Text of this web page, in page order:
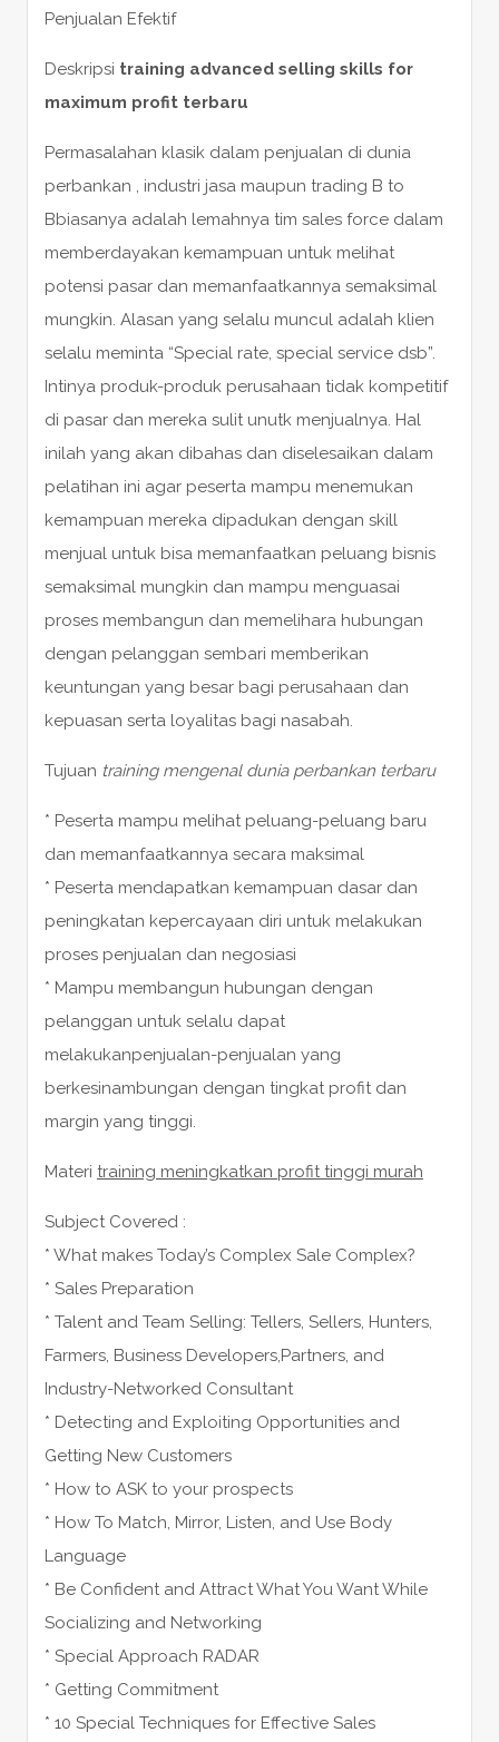
Penjualan Efektif
Deskripsi training advanced selling skills for
maximum profit terbaru
Permasalahan klasik dalam penjualan di dunia
perbankan , industri jasa maupun trading B to
Bbiasanya adalah lemahnya tim sales force dalam
memberdayakan kemampuan untuk melihat
potensi pasar dan memanfaatkannya semaksimal
mungkin. Alasan yang selalu muncul adalah klien
selalu meminta “Special rate, special service dsb”.
Intinya produk-produk perusahaan tidak kompetitif
di pasar dan mereka sulit unutk menjualnya. Hal
inilah yang akan dibahas dan diselesaikan dalam
pelatihan ini agar peserta mampu menemukan
kemampuan mereka dipadukan dengan skill
menjual untuk bisa memanfaatkan peluang bisnis
semaksimal mungkin dan mampu menguasai
proses membangun dan memelihara hubungan
dengan pelanggan sembari memberikan
keuntungan yang besar bagi perusahaan dan
kepuasan serta loyalitas bagi nasabah.
Tujuan training mengenal dunia perbankan terbaru
* Peserta mampu melihat peluang-peluang baru
dan memanfaatkannya secara maksimal
* Peserta mendapatkan kemampuan dasar dan
peningkatan kepercayaan diri untuk melakukan
proses penjualan dan negosiasi
* Mampu membangun hubungan dengan
pelanggan untuk selalu dapat
melakukanpenjualan-penjualan yang
berkesinambungan dengan tingkat profit dan
margin yang tinggi.
Materi training meningkatkan profit tinggi murah
Subject Covered :
* What makes Today’s Complex Sale Complex?
* Sales Preparation
* Talent and Team Selling: Tellers, Sellers, Hunters,
Farmers, Business Developers,Partners, and
Industry-Networked Consultant
* Detecting and Exploiting Opportunities and
Getting New Customers
* How to ASK to your prospects
* How To Match, Mirror, Listen, and Use Body
Language
* Be Confident and Attract What You Want While
Socializing and Networking
* Special Approach RADAR
* Getting Commitment
* 10 Special Techniques for Effective Sales